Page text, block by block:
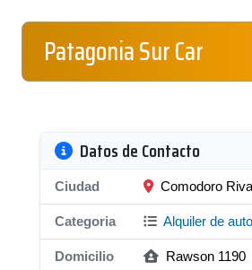
Patagonia Sur Car
Datos de Contacto
Ciudad Comodoro
Categoria Alquiler de
Domicilio Rawson 1190